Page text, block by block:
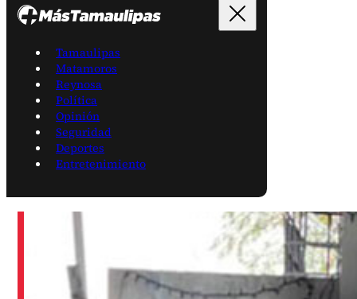
Tamaulipas
Matamoros
Reynosa
Política
Opinión
Seguridad
Deportes
Entretenimiento